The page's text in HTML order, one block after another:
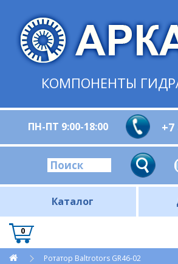
КОМПОНЕНТЫ
ПН-ПТ 9:00-18:00 +7
Каталог
0
Ротатор Baltrotors GR46-02